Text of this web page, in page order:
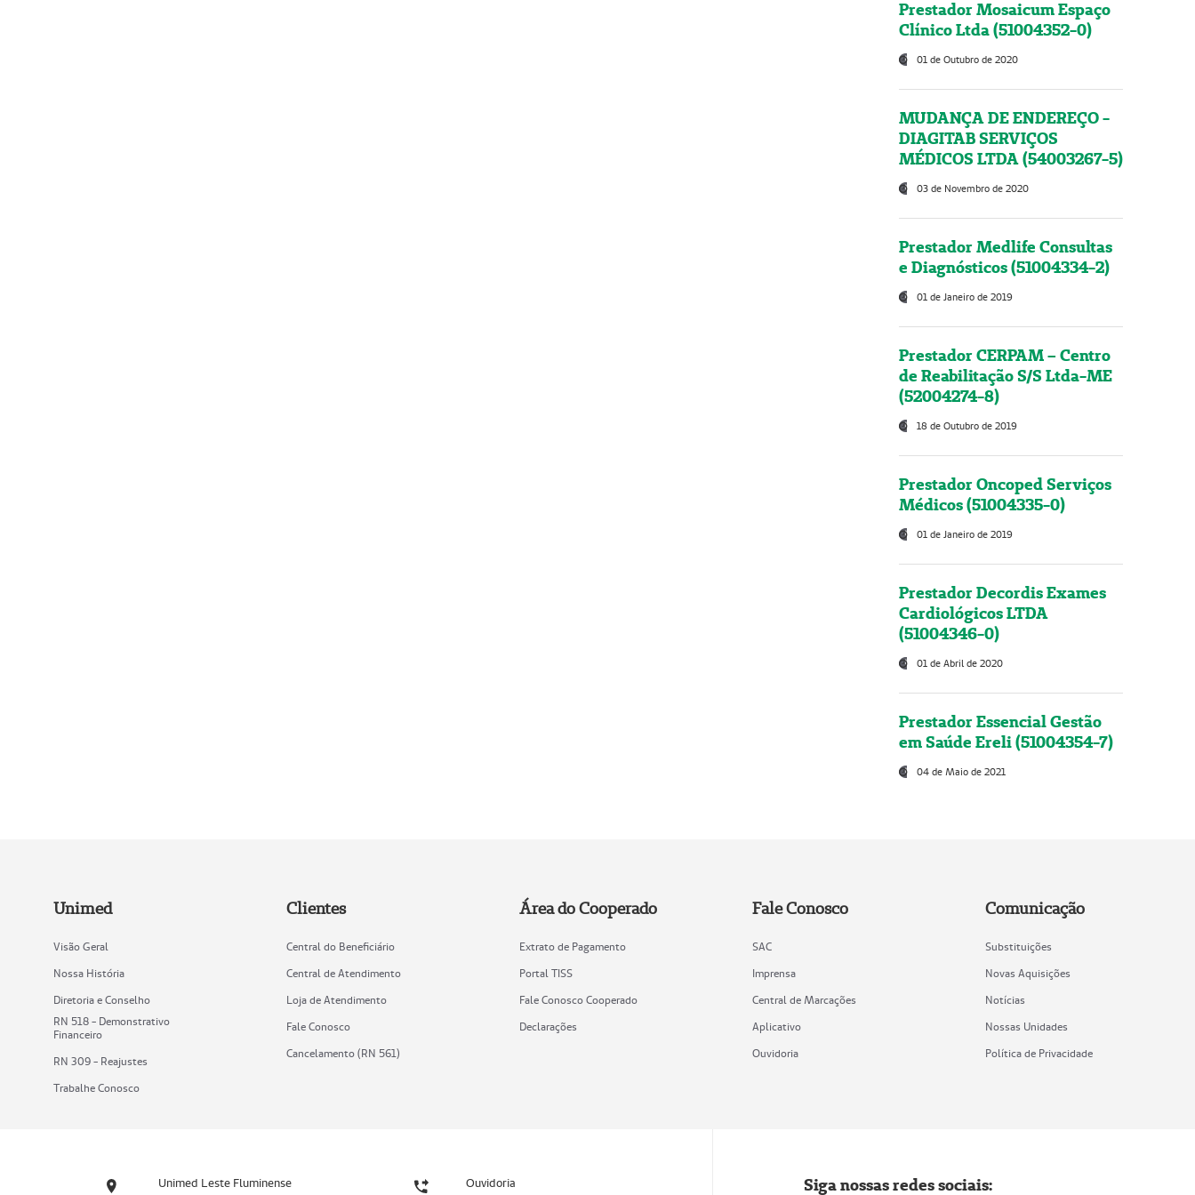
Prestador Mosaicum Espaço
Clínico Ltda (51004352-0)
01 de Outubro de 2020
MUDANÇA DE ENDEREÇO -
DIAGITAB SERVIÇOS
MÉDICOS LTDA (54003267-5)
03 de Novembro de 2020
Prestador Medlife Consultas
e Diagnósticos (51004334-2)
01 de Janeiro de 2019
Prestador CERPAM – Centro
de Reabilitação S/S Ltda-ME
(52004274-8)
18 de Outubro de 2019
Prestador Oncoped Serviços
Médicos (51004335-0)
01 de Janeiro de 2019
Prestador Decordis Exames
Cardiológicos LTDA
(51004346-0)
01 de Abril de 2020
Prestador Essencial Gestão
em Saúde Ereli (51004354-7)
04 de Maio de 2021
Unimed
Visão Geral
Nossa História
Diretoria e Conselho
RN 518 - Demonstrativo
Financeiro
RN 309 - Reajustes
Trabalhe Conosco
Clientes
Central do Beneficiário
Central de Atendimento
Loja de Atendimento
Fale Conosco
Cancelamento (RN 561)
Área do Cooperado
Extrato de Pagamento
Portal TISS
Fale Conosco Cooperado
Declarações
Fale Conosco
SAC
Imprensa
Central de Marcações
Aplicativo
Ouvidoria
Comunicação
Substituições
Novas Aquisições
Notícias
Nossas Unidades
Política de Privacidade
Unimed Leste Fluminense Ouvidoria Siga nossas redes sociais: